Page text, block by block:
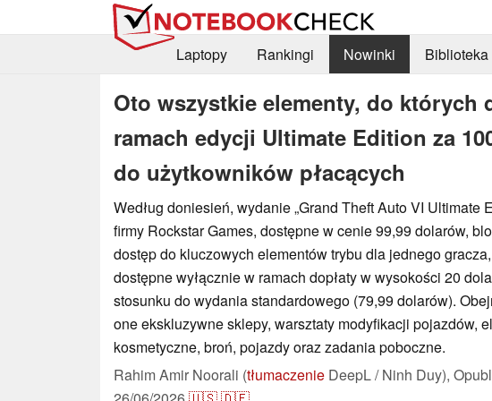
Laptopy Rankingi Nowinki Biblioteka
Oto wszystkie elementy, do których
ramach edycji Ultimate Edition za
do użytkowników płacących
Według doniesień, wydanie „Grand Theft Auto VI Ultimate
firmy Rockstar Games, dostępne w cenie 99,99 dolarów,
dostęp do kluczowych elementów trybu dla jednego
dostępne wyłącznie w ramach dopłaty w wysokości 20
stosunku do wydania standardowego (79,99 dolarów).
one ekskluzywne sklepy, warsztaty modyfikacji pojazdów,
kosmetyczne, broń, pojazdy oraz zadania poboczne.
Rahim Amir Noorali (tłumaczenie DeepL / Ninh Duy),